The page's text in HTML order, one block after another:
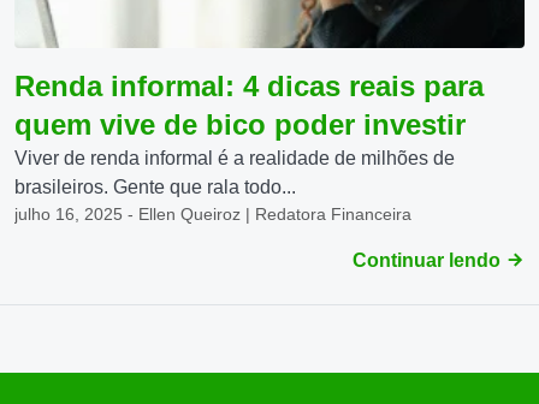
Renda informal: 4 dicas reais para
quem vive de bico poder investir
Viver de renda informal é a realidade de milhões de
brasileiros. Gente que rala todo...
julho 16, 2025 - Ellen Queiroz | Redatora Financeira
Continuar lendo